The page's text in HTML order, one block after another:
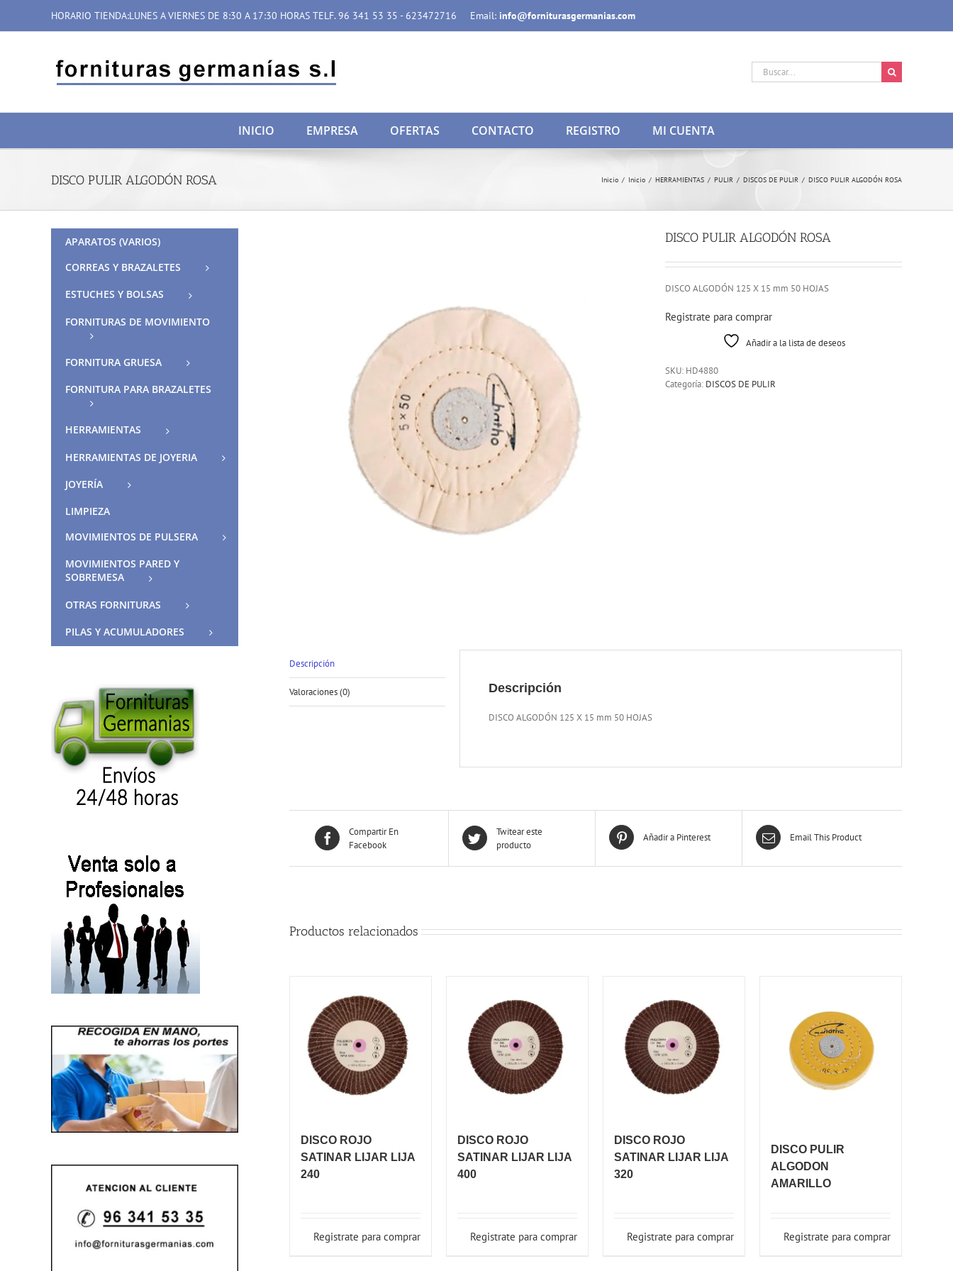
contenido
HORARIO TIENDA:LUNES A VIERNES DE 8:30 A 17:30 HORAS TELF. 96 341 53 35 - 623472716 Email: info@forniturasgermanias.com
Buscar:
INICIO EMPRESA OFERTAS CONTACTO REGISTRO MI CUENTA
DISCO PULIR ALGODÓN ROSA Inicio / Inicio / HERRAMIENTAS / PULIR / DISCOS DE PULIR / DISCO PULIR ALGODÓN ROSA
DISCO PULIR ALGODÓN ROSA
DISCO ALGODÓN 125 X 15 mm 50 HOJAS
Registrate para comprar
Añadir a la lista de deseos
SKU: HD4880
Categoría: DISCOS DE PULIR
Descripción
Valoraciones (0) Descripción
DISCO ALGODÓN 125 X 15 mm 50 HOJAS
Compartir En
Facebook
Twitear este
producto
Añadir a Pinterest Email This Product
Productos relacionados
DISCO ROJO
SATINAR LIJAR LIJA
240
Registrate para comprar
DISCO ROJO
SATINAR LIJAR LIJA
400
Registrate para comprar
DISCO ROJO
SATINAR LIJAR LIJA
320
Registrate para comprar
DISCO PULIR
ALGODON
AMARILLO
Registrate para comprar
APARATOS (VARIOS)
CORREAS Y BRAZALETES
ESTUCHES Y BOLSAS
FORNITURAS DE MOVIMIENTO
FORNITURA GRUESA
FORNITURA PARA BRAZALETES
HERRAMIENTAS
HERRAMIENTAS DE JOYERIA
JOYERÍA
LIMPIEZA
MOVIMIENTOS DE PULSERA
MOVIMIENTOS PARED Y
SOBREMESA
OTRAS FORNITURAS
PILAS Y ACUMULADORES